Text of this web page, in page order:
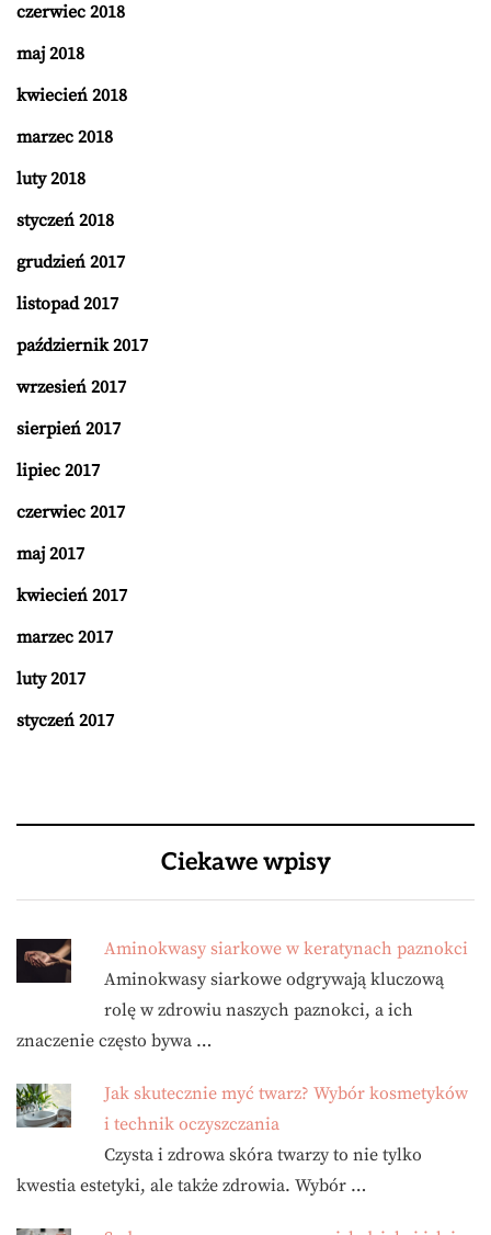
czerwiec 2018
maj 2018
kwiecień 2018
marzec 2018
luty 2018
styczeń 2018
grudzień 2017
listopad 2017
październik 2017
wrzesień 2017
sierpień 2017
lipiec 2017
czerwiec 2017
maj 2017
kwiecień 2017
marzec 2017
luty 2017
styczeń 2017
Ciekawe wpisy
Aminokwasy siarkowe w keratynach paznokci
Aminokwasy siarkowe odgrywają kluczową
rolę w zdrowiu naszych paznokci, a ich
znaczenie często bywa …
Jak skutecznie myć twarz? Wybór kosmetyków
i technik oczyszczania
Czysta i zdrowa skóra twarzy to nie tylko
kwestia estetyki, ale także zdrowia. Wybór …